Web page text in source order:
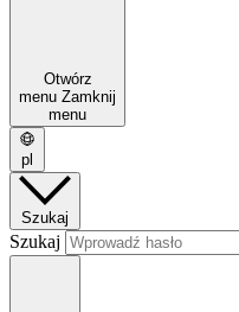
Otwórz
menu Zamknij
menu
pl
Szukaj
Szukaj